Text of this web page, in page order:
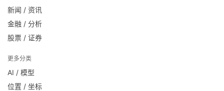
新闻 / 资讯
金融 / 分析
股票 / 证券
更多分类
AI / 模型
位置 / 坐标